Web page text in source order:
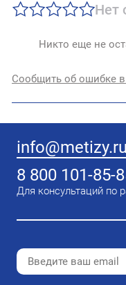
Нет
Никто еще не
Сообщить об ошибке
info@metizy.ru
8 800 101-85-
Для консультаций по